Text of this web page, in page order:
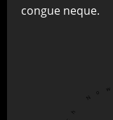
congue neque.